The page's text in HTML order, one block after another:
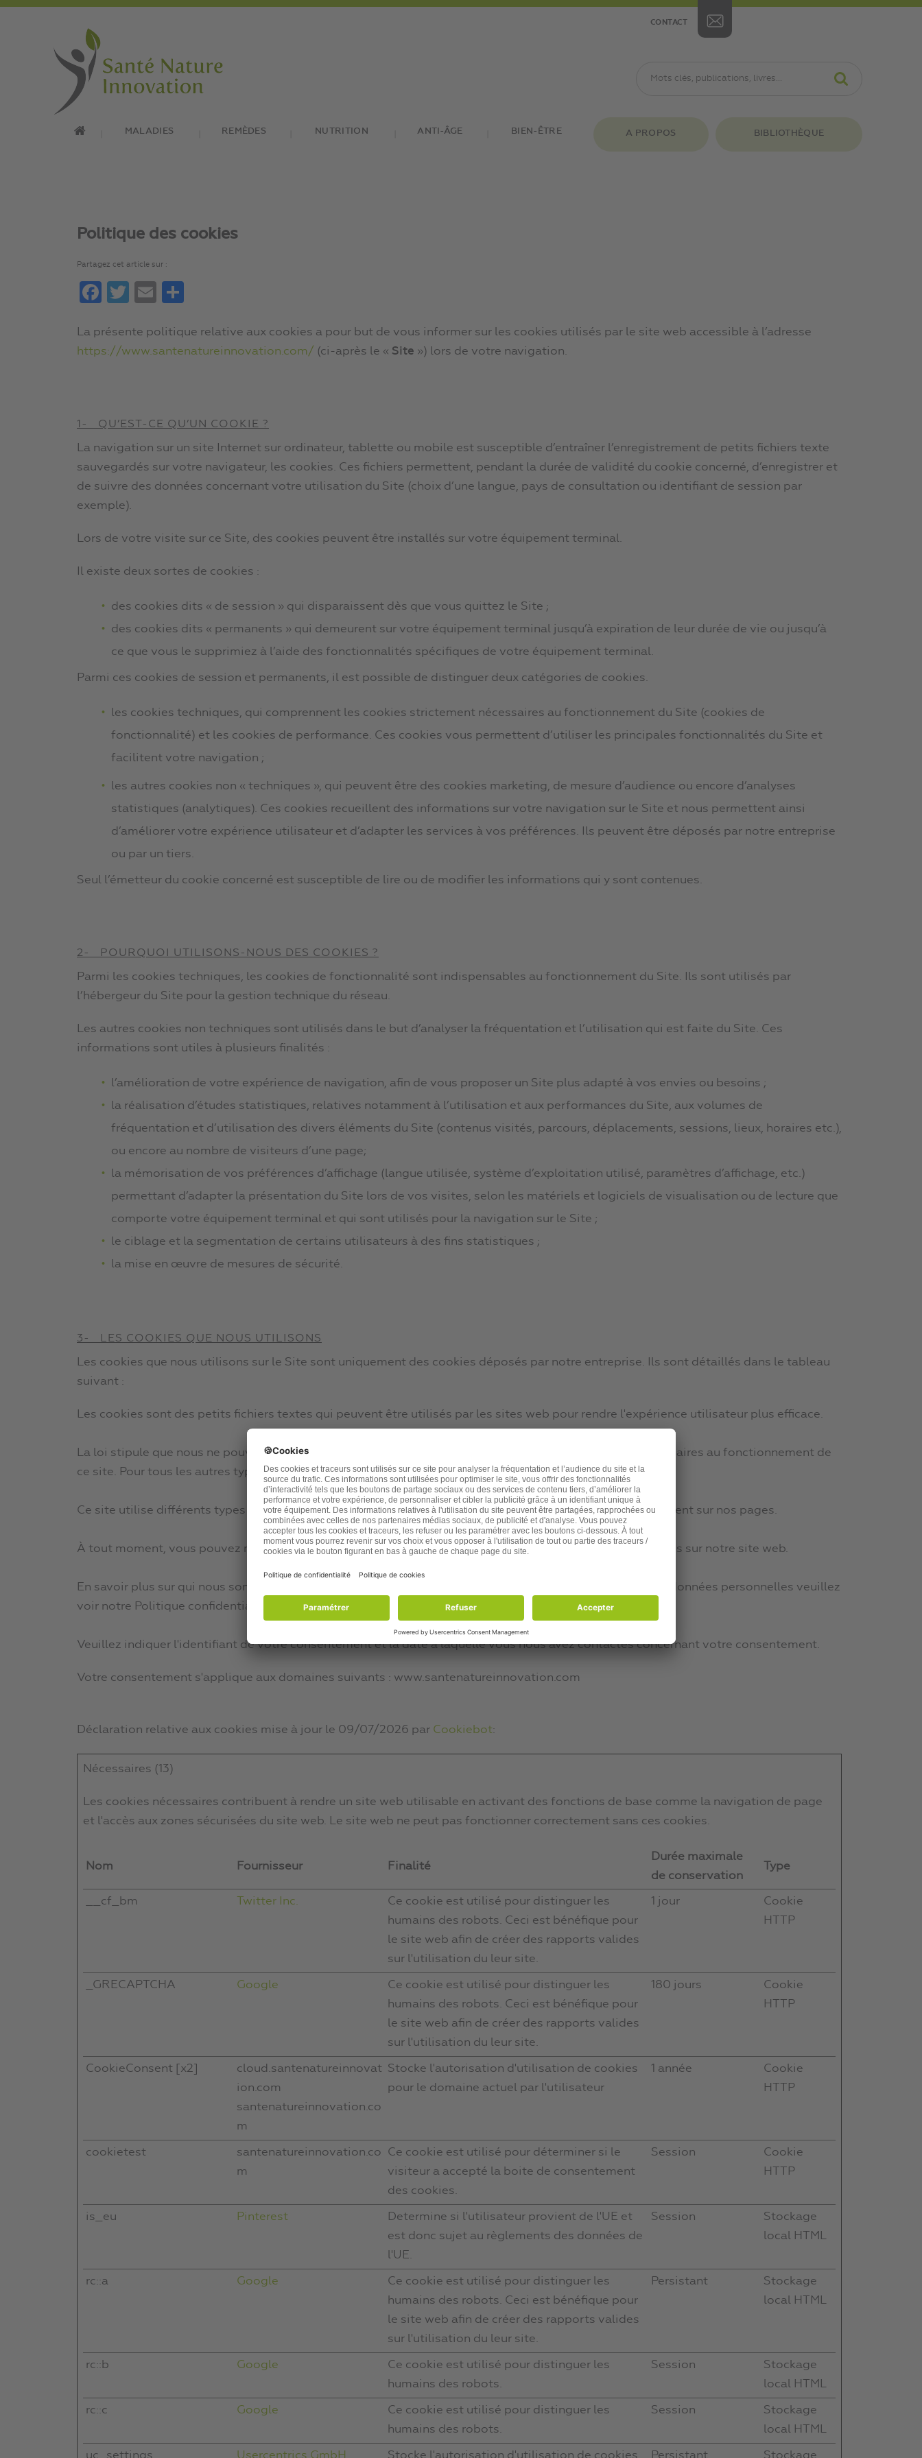
CONTACT
MALADIES REMÈDES NUTRITION ANTI-ÂGE BIEN-ÊTRE A PROPOS BIBLIOTHÈQUE
Politique des cookies
Partagez cet article sur :
FacebookTwitterEmail
La présente politique relative aux cookies a pour but de vous informer sur les cookies utilisés par le site web accessible à l’adresse
https://www.santenatureinnovation.com/ (ci-après le « Site ») lors de votre navigation.
1- QU’EST-CE QU’UN COOKIE ?
La navigation sur un site Internet sur ordinateur, tablette ou mobile est susceptible d’entraîner l’enregistrement de petits fichiers texte
sauvegardés sur votre navigateur, les cookies. Ces fichiers permettent, pendant la durée de validité du cookie concerné, d’enregistrer et
de suivre des données concernant votre utilisation du Site (choix d’une langue, pays de consultation ou identifiant de session par
exemple).
Lors de votre visite sur ce Site, des cookies peuvent être installés sur votre équipement terminal.
Il existe deux sortes de cookies :
des cookies dits « de session » qui disparaissent dès que vous quittez le Site ;
des cookies dits « permanents » qui demeurent sur votre équipement terminal jusqu’à expiration de leur durée de vie ou jusqu’à
ce que vous le supprimiez à l’aide des fonctionnalités spécifiques de votre équipement terminal.
Parmi ces cookies de session et permanents, il est possible de distinguer deux catégories de cookies.
les cookies techniques, qui comprennent les cookies strictement nécessaires au fonctionnement du Site (cookies de
fonctionnalité) et les cookies de performance. Ces cookies vous permettent d’utiliser les principales fonctionnalités du Site et
facilitent votre navigation ;
les autres cookies non « techniques », qui peuvent être des cookies marketing, de mesure d’audience ou encore d’analyses
statistiques (analytiques). Ces cookies recueillent des informations sur votre navigation sur le Site et nous permettent ainsi
d’améliorer votre expérience utilisateur et d’adapter les services à vos préférences. Ils peuvent être déposés par notre entreprise
ou par un tiers.
Seul l’émetteur du cookie concerné est susceptible de lire ou de modifier les informations qui y sont contenues.
2- POURQUOI UTILISONS-NOUS DES COOKIES ?
Parmi les cookies techniques, les cookies de fonctionnalité sont indispensables au fonctionnement du Site. Ils sont utilisés par
l’hébergeur du Site pour la gestion technique du réseau.
Les autres cookies non techniques sont utilisés dans le but d’analyser la fréquentation et l’utilisation qui est faite du Site. Ces
informations sont utiles à plusieurs finalités :
l’amélioration de votre expérience de navigation, afin de vous proposer un Site plus adapté à vos envies ou besoins ;
la réalisation d’études statistiques, relatives notamment à l’utilisation et aux performances du Site, aux volumes de
fréquentation et d’utilisation des divers éléments du Site (contenus visités, parcours, déplacements, sessions, lieux, horaires etc.),
ou encore au nombre de visiteurs d’une page;
la mémorisation de vos préférences d’affichage (langue utilisée, système d’exploitation utilisé, paramètres d’affichage, etc.)
permettant d’adapter la présentation du Site lors de vos visites, selon les matériels et logiciels de visualisation ou de lecture que
comporte votre équipement terminal et qui sont utilisés pour la navigation sur le Site ;
le ciblage et la segmentation de certains utilisateurs à des fins statistiques ;
la mise en œuvre de mesures de sécurité.
3- LES COOKIES QUE NOUS UTILISONS
Les cookies que nous utilisons sur le Site sont uniquement des cookies déposés par notre entreprise. Ils sont détaillés dans le tableau
suivant :
Les cookies sont des petits fichiers textes qui peuvent être utilisés par les sites web pour rendre l'expérience utilisateur plus efficace.
La loi stipule que nous ne pouvons stocker des cookies sur votre appareil que s’ils sont strictement nécessaires au fonctionnement de
ce site. Pour tous les autres types de cookies, nous avons besoin de votre permission.
Ce site utilise différents types de cookies. Certains cookies sont placés par les services tiers qui apparaissent sur nos pages.
À tout moment, vous pouvez modifier ou retirer votre consentement dès la Déclaration relative aux cookies sur notre site web.
En savoir plus sur qui nous sommes, comment vous pouvez nous contacter et comment nous traitons les données personnelles veuillez
voir notre Politique confidentialité.
Veuillez indiquer l'identifiant de votre consentement et la date à laquelle vous nous avez contactés concernant votre consentement.
Votre consentement s'applique aux domaines suivants : www.santenatureinnovation.com
Déclaration relative aux cookies mise à jour le 09/07/2026 par Cookiebot:
Nécessaires (13)
Les cookies nécessaires contribuent à rendre un site web utilisable en activant des fonctions de base comme la navigation de page
et l'accès aux zones sécurisées du site web. Le site web ne peut pas fonctionner correctement sans ces cookies.
Nom Fournisseur Finalité
Durée maximale
de conservation
Type
__cf_bm Twitter Inc.
Ce cookie est utilisé pour distinguer les
humains des robots. Ceci est bénéfique pour
le site web afin de créer des rapports valides
sur l'utilisation du leur site.
1 jour
Cookie
HTTP
_GRECAPTCHA Google
Ce cookie est utilisé pour distinguer les
humains des robots. Ceci est bénéfique pour
le site web afin de créer des rapports valides
sur l'utilisation du leur site.
180 jours
Cookie
HTTP
CookieConsent [x2]
cloud.santenatureinnovat
ion.com
santenatureinnovation.co
m
Stocke l'autorisation d'utilisation de cookies
pour le domaine actuel par l'utilisateur
1 année
Cookie
HTTP
cookietest
santenatureinnovation.co
m
Ce cookie est utilisé pour déterminer si le
visiteur a accepté la boite de consentement
des cookies.
Session
Cookie
HTTP
is_eu Pinterest
Determine si l'utilisateur provient de l'UE et
est donc sujet au règlements des données de
l'UE.
Session
Stockage
local HTML
rc::a Google
Ce cookie est utilisé pour distinguer les
humains des robots. Ceci est bénéfique pour
le site web afin de créer des rapports valides
sur l'utilisation du leur site.
Persistant
Stockage
local HTML
rc::b Google
Ce cookie est utilisé pour distinguer les
humains des robots.
Session
Stockage
local HTML
rc::c Google
Ce cookie est utilisé pour distinguer les
humains des robots.
Session
Stockage
local HTML
uc_settings Usercentrics GmbH Stocke l'autorisation d'utilisation de cookies Persistant Stockage